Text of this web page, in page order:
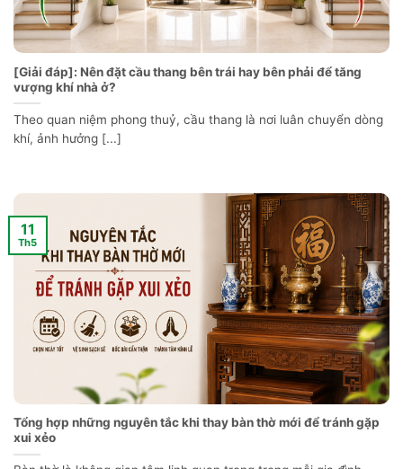
[Giải đáp]: Nên đặt cầu thang bên trái hay bên phải để tăng
vượng khí nhà ở?
Theo quan niệm phong thuỷ, cầu thang là nơi luân chuyển dòng
khí, ảnh hưởng [...]
Tổng hợp những nguyên tắc khi thay bàn thờ mới để tránh gặp
xui xẻo
11
Th5